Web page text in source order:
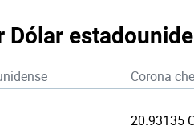
Dólar
Corona
20.93135